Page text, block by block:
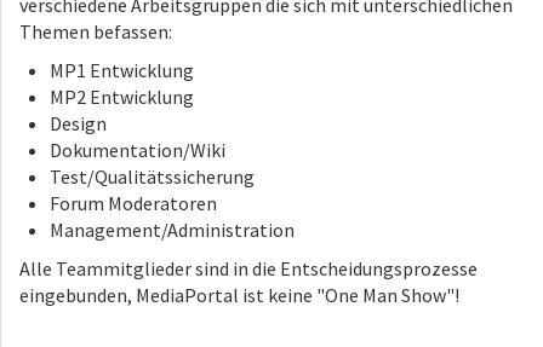
verschiedene Arbeitsgruppen die sich mit unterschiedlichen
Themen befassen:
MP1 Entwicklung
MP2 Entwicklung
Design
Dokumentation/Wiki
Test/Qualitätssicherung
Forum Moderatoren
Management/Administration
Alle Teammitglieder sind in die Entscheidungsprozesse
eingebunden, MediaPortal ist keine "One Man Show"!